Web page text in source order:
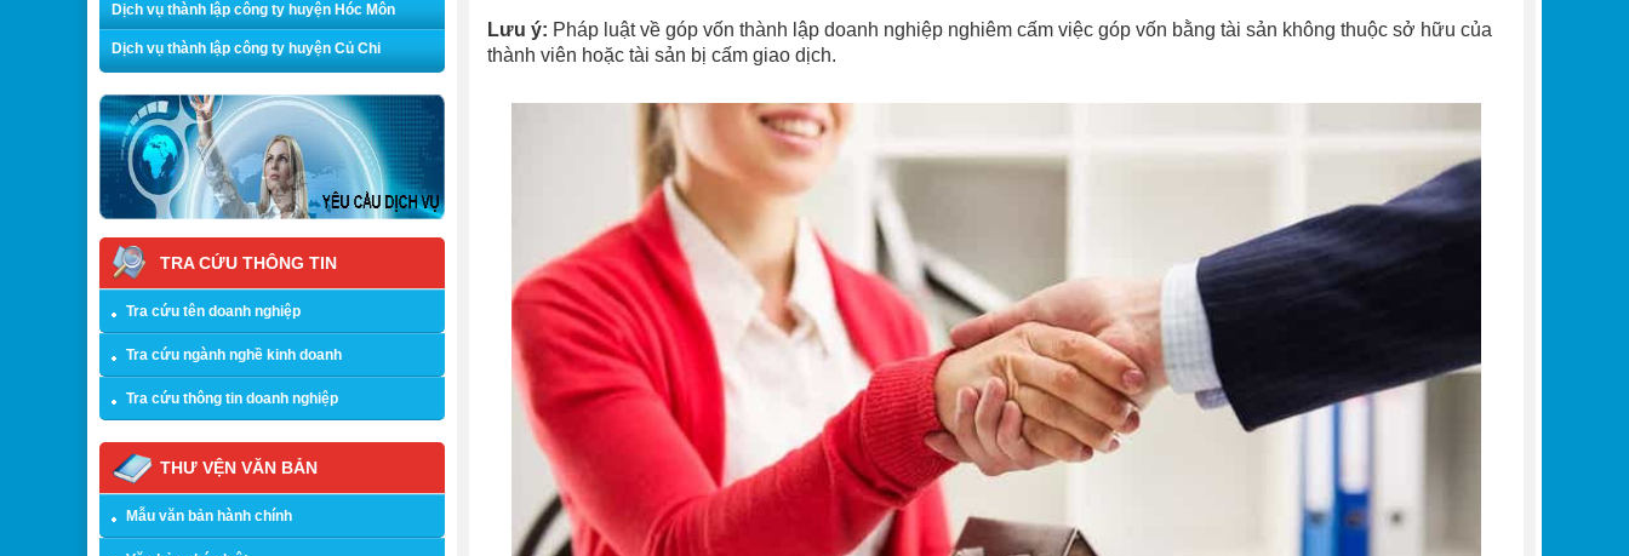
Lưu ý: Pháp luật về góp vốn thành lập doanh nghiệp nghiêm cấm việc góp vốn bằng tài sản không thuộc sở hữu của
thành viên hoặc tài sản bị cấm giao dịch.
Dịch vụ thành lập công ty huyện Hóc Môn
Dịch vụ thành lập công ty huyện Củ Chi
TRA CỨU THÔNG TIN
Tra cứu tên doanh nghiệp
Tra cứu ngành nghề kinh doanh
Tra cứu thông tin doanh nghiệp
THƯ VỆN VĂN BẢN
Mẫu văn bản hành chính